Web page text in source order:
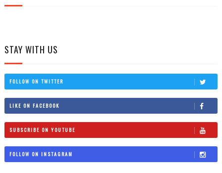
STAY WITH US
FOLLOW ON TWITTER
LIKE ON FACEBOOK
SUBSCRIBE ON YOUTUBE
FOLLOW ON INSTAGRAM